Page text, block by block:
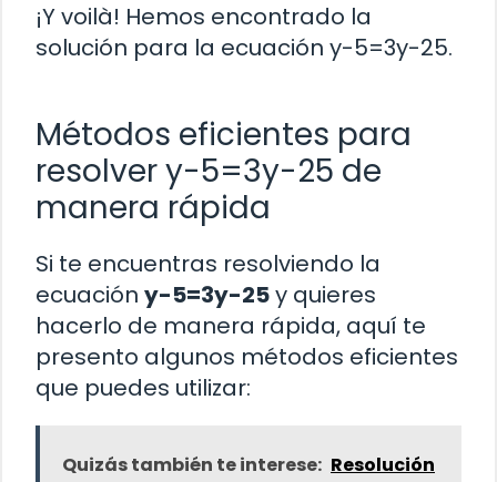
¡Y voilà! Hemos encontrado la
solución para la ecuación y-5=3y-25.
Métodos eficientes para
resolver y-5=3y-25 de
manera rápida
Si te encuentras resolviendo la
ecuación y-5=3y-25y quieres
hacerlo de manera rápida, aquí te
presento algunos métodos eficientes
que puedes utilizar:
Quizás también te interese: Resolución